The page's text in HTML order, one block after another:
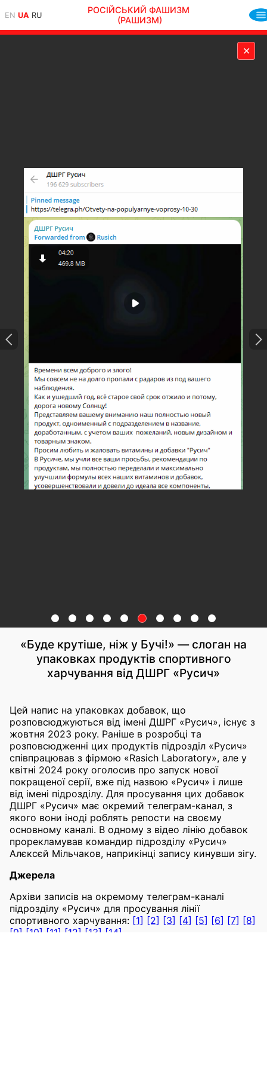
EN UA RU
РОСІЙСЬКИЙ ФАШИЗМ
(РАШИЗМ)
✕
«Буде крутіше, ніж у Бучі!» — слоган на
упаковках продуктів спортивного
харчування від ДШРГ «Русич»
Цей напис на упаковках добавок, що
розповсюджуються від імені ДШРГ «Русич», існує з
жовтня 2023 року. Раніше в розробці та
розповсюдженні цих продуктів підрозділ «Русич»
співпрацював з фірмою «Rasich Laboratory», але у
квітні 2024 року оголосив про запуск нової
покращеної серії, вже під назвою «Русич» і лише
від імені підрозділу. Для просування цих добавок
ДШРГ «Русич» має окремий телеграм-канал, з
якого вони іноді роблять репости на своєму
основному каналі. В одному з відео лінію добавок
прорекламував командир підрозділу «Русич»
Алєксєй Мільчаков, наприкінці запису кинувши зігу.
Джерела
Архіви записів на окремому телеграм-каналі
підрозділу «Русич» для просування лінії
спортивного харчування: [1] [2] [3] [4] [5] [6] [7] [8]
[9] [10] [11] [12] [13] [14]